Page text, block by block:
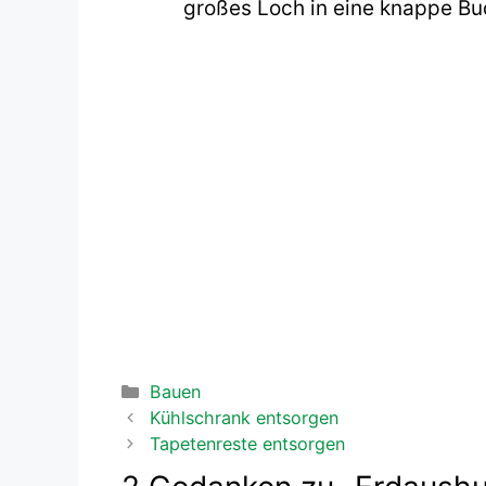
großes Loch in eine knappe
Kategorien
Bauen
Beitrags-
Navigation
Kühlschrank entsorgen
Tapetenreste entsorgen